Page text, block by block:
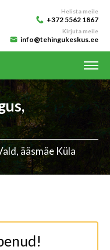
Helista meile
+372 5562 1867
Kirjuta meile
info@tehingukeskus.ee
ääsmäe Küla